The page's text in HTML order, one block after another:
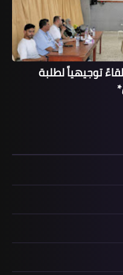
الله الحاج
خليل"*
توجيهياً لطلبة